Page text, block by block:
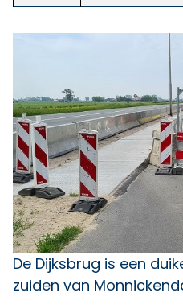
De Dijksbrug is een
zuiden van